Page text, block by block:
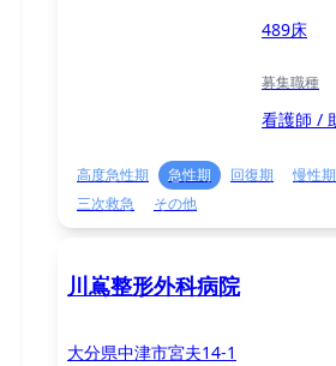
489床
募集職種
看護師 /
高度急性期 急性期 回復期 慢性期
三次救急
その他
川嶌整形外科病院
大分県中津市宮夫14-1